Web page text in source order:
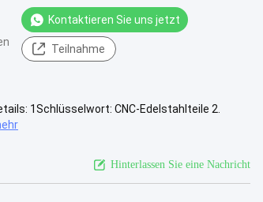
Kontaktieren Sie uns jetzt
Teilnahme
1Schlüsselwort: CNC-Edelstahlteile 2.
Hinterlassen Sie eine Nachricht